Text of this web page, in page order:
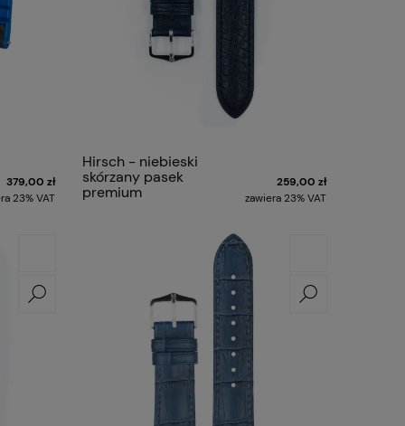
379,00 zł
23% VAT
Hirsch - niebieski
skórzany pasek
premium
259,00 zł
zawiera 23% VAT